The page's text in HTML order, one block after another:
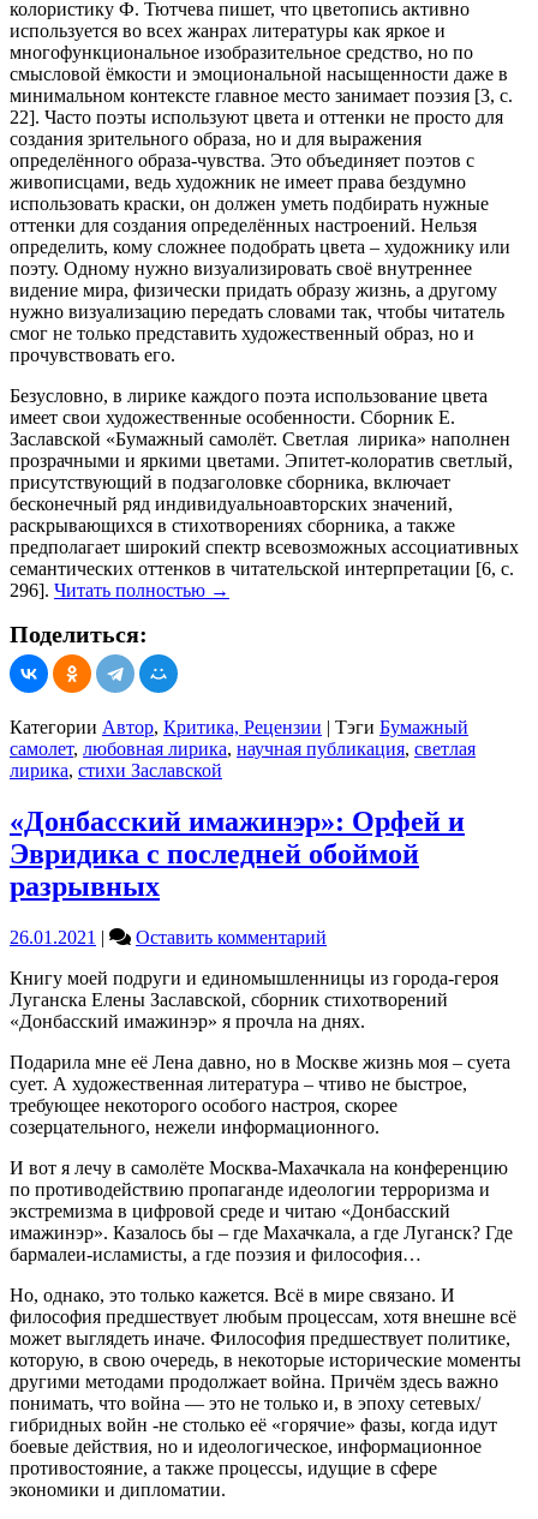
колористику Ф. Тютчева пишет, что цветопись активно
используется во всех жанрах литературы как яркое и
многофункциональное изобразительное средство, но по
смысловой ёмкости и эмоциональной насыщенности даже в
минимальном контексте главное место занимает поэзия [3, с.
22]. Часто поэты используют цвета и оттенки не просто для
создания зрительного образа, но и для выражения
определённого образа-чувства. Это объединяет поэтов с
живописцами, ведь художник не имеет права бездумно
использовать краски, он должен уметь подбирать нужные
оттенки для создания определённых настроений. Нельзя
определить, кому сложнее подобрать цвета – художнику или
поэту. Одному нужно визуализировать своё внутреннее
видение мира, физически придать образу жизнь, а другому
нужно визуализацию передать словами так, чтобы читатель
смог не только представить художественный образ, но и
прочувствовать его.
Безусловно, в лирике каждого поэта использование цвета
имеет свои художественные особенности. Сборник Е.
Заславской «Бумажный самолёт. Светлая лирика» наполнен
прозрачными и яркими цветами. Эпитет-колоратив светлый,
присутствующий в подзаголовке сборника, включает
бесконечный ряд индивидуальноавторских значений,
раскрывающихся в стихотворениях сборника, а также
предполагает широкий спектр всевозможных ассоциативных
семантических оттенков в читательской интерпретации [6, с.
296]. Читать полностью →
Поделиться:
Категории Автор, Критика, Рецензии | Тэги Бумажный
самолет, любовная лирика, научная публикация, светлая
лирика, стихи Заславской
«Донбасский имажинэр»: Орфей и
Эвридика с последней обоймой
разрывных
26.01.2021 | Оставить комментарий
имажинэр»:
Орфей
и
с
последней
обоймой
разрывных
Книгу моей подруги и единомышленницы из города-героя
Луганска Елены Заславской, сборник стихотворений
«Донбасский имажинэр» я прочла на днях.
Подарила мне её Лена давно, но в Москве жизнь моя – суета
сует. А художественная литература – чтиво не быстрое,
требующее некоторого особого настроя, скорее
созерцательного, нежели информационного.
И вот я лечу в самолёте Москва-Махачкала на конференцию
по противодействию пропаганде идеологии терроризма и
экстремизма в цифровой среде и читаю «Донбасский
имажинэр». Казалось бы – где Махачкала, а где Луганск? Где
бармалеи-исламисты, а где поэзия и философия…
Но, однако, это только кажется. Всё в мире связано. И
философия предшествует любым процессам, хотя внешне всё
может выглядеть иначе. Философия предшествует политике,
которую, в свою очередь, в некоторые исторические моменты
другими методами продолжает война. Причём здесь важно
понимать, что война — это не только и, в эпоху сетевых/
гибридных войн -не столько её «горячие» фазы, когда идут
боевые действия, но и идеологическое, информационное
противостояние, а также процессы, идущие в сфере
экономики и дипломатии.